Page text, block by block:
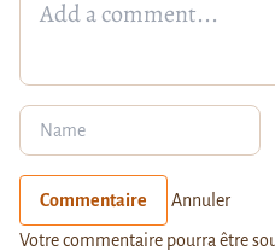
Commentaire Annuler
Votre commentaire pourra être